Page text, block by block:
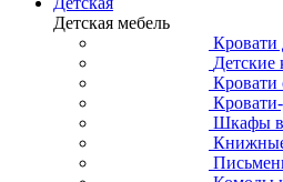
Детская мебель
Кровати
Детские
Кровати
Шкафы в